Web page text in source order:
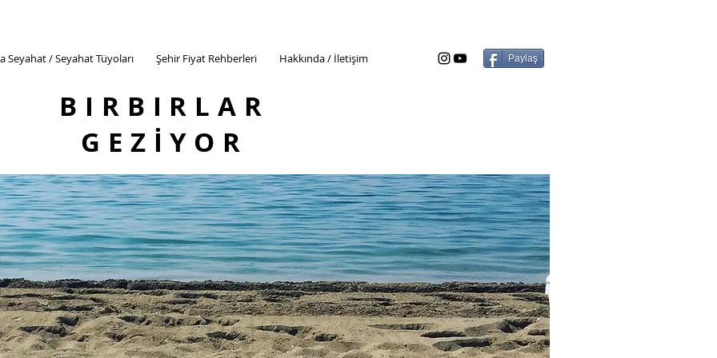
Seyahat / Seyahat Tüyoları Şehir Fiyat Rehberleri Hakkında / İletişim Paylaş
BIRBIRLAR
GEZİYOR